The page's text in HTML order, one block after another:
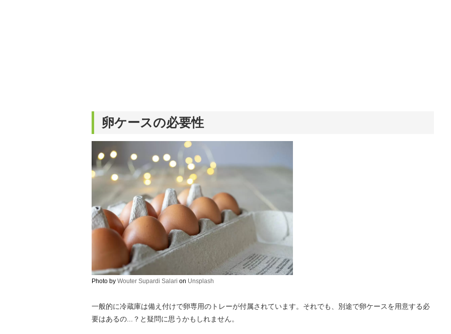
卵ケースの必要性
Photo by Wouter Supardi Salari on Unsplash
一般的に冷蔵庫は備え付けで卵専用のトレーが付属されています。それでも、別途で卵ケースを用意する必
要はあるの...？と疑問に思うかもしれません。